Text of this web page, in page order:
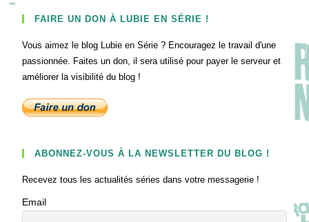
FAIRE UN DON À LUBIE EN SÉRIE !
Vous aimez le blog Lubie en Série ? Encouragez le travail d'une
passionnée. Faites un don, il sera utilisé pour payer le serveur et
améliorer la visibilité du blog !
ABONNEZ-VOUS À LA NEWSLETTER DU BLOG !
Recevez tous les actualités séries dans votre messagerie !
Email